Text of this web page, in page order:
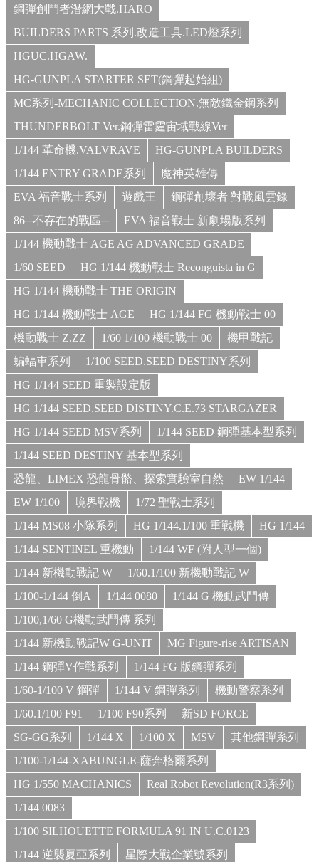
鋼彈創鬥者潛網大戰.HARO
BUILDERS PARTS 系列.改造工具.LED燈系列
HGUC.HGAW.
HG-GUNPLA STARTER SET(鋼彈起始組)
MC系列-MECHANIC COLLECTION.無敵鐵金鋼系列
THUNDERBOLT Ver.鋼彈雷霆宙域戰線Ver
1/144 革命機.VALVRAVE
HG-GUNPLA BUILDERS
1/144 ENTRY GRADE系列
魔神英雄傳
EVA 福音戰士系列
遊戲王
鋼彈創壞者 對戰風雲錄
86─不存在的戰區─
EVA 福音戰士 新劇場版系列
1/144 機動戰士 AGE AG ADVANCED GRADE
1/60 SEED
HG 1/144 機動戰士 Reconguista in G
HG 1/144 機動戰士 THE ORIGIN
HG 1/144 機動戰士 AGE
HG 1/144 FG 機動戰士 00
機動戰士 Z.ZZ
1/60 1/100 機動戰士 00
機甲戰記
蝙蝠車系列
1/100 SEED.SEED DESTINY系列
HG 1/144 SEED 重製設定版
HG 1/144 SEED.SEED DISTINY.C.E.73 STARGAZER
HG 1/144 SEED MSV系列
1/144 SEED 鋼彈基本型系列
1/144 SEED DESTINY 基本型系列
恐龍、LIMEX 恐龍骨骼、探索實驗室自然
EW 1/144
EW 1/100
境界戰機
1/72 聖戰士系列
1/144 MS08 小隊系列
HG 1/144.1/100 重戰機
HG 1/144
1/144 SENTINEL 重機動
1/144 WF (附人型一個)
1/144 新機動戰記 W
1/60.1/100 新機動戰記 W
1/100-1/144 倒A
1/144 0080
1/144 G 機動武鬥傳
1/100,1/60 G機動武鬥傳 系列
1/144 新機動戰記W G-UNIT
MG Figure-rise ARTISAN
1/144 鋼彈V作戰系列
1/144 FG 版鋼彈系列
1/60-1/100 V 鋼彈
1/144 V 鋼彈系列
機動警察系列
1/60.1/100 F91
1/100 F90系列
新SD FORCE
SG-GG系列
1/144 X 1/100 X MSV
其他鋼彈系列
1/100-1/144-XABUNGLE-薩奔格爾系列
HG 1/550 MACHANICS
Real Robot Revolution(R3系列)
1/144 0083
1/100 SILHOUETTE FORMULA 91 IN U.C.0123
1/144 逆襲夏亞系列
星際大戰企業號系列